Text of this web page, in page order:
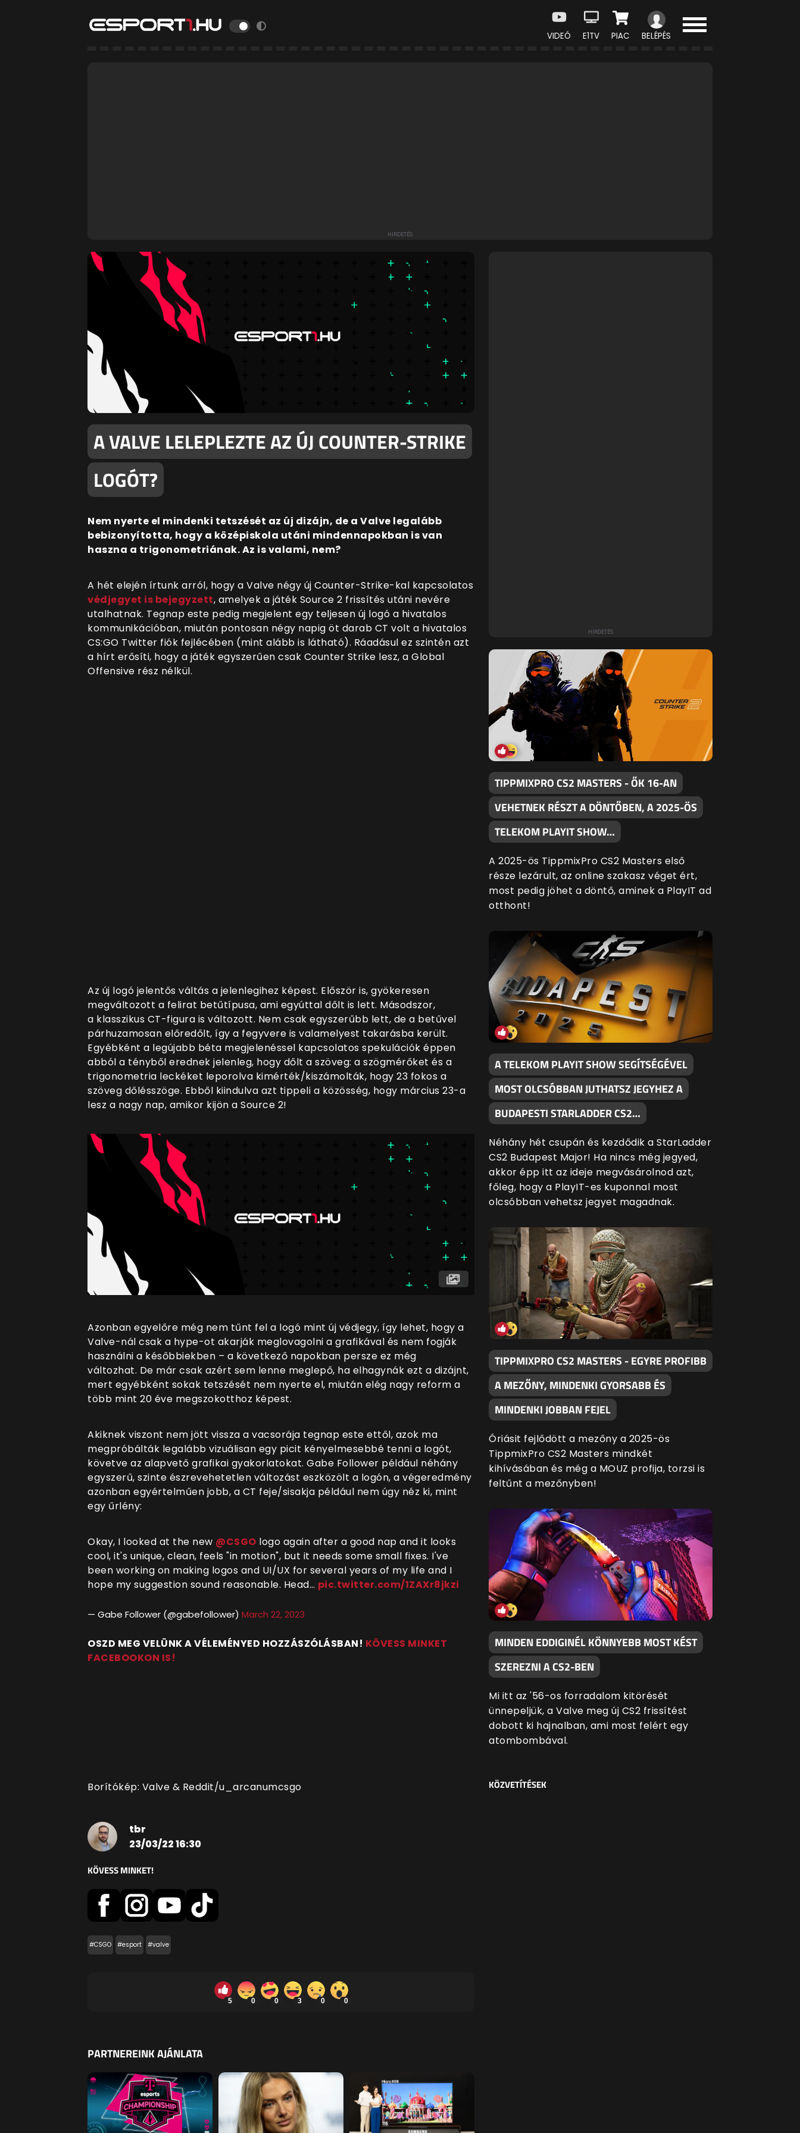
VIDEÓ E1TV PIAC BELÉPÉS
A VALVE LELEPLEZTE AZ ÚJ COUNTER-STRIKE
LOGÓT?
Nem nyerte el mindenki tetszését az új dizájn, de a Valve legalább
bebizonyította, hogy a középiskola utáni mindennapokban is van
haszna a trigonometriának. Az is valami, nem?
A hét elején írtunk arról, hogy a Valve négy új Counter-Strike-kal kapcsolatos
védjegyet is bejegyzett, amelyek a játék Source 2 frissítés utáni nevére
utalhatnak. Tegnap este pedig megjelent egy teljesen új logó a hivatalos
kommunikációban, miután pontosan négy napig öt darab CT volt a hivatalos
CS:GO Twitter fiók fejlécében (mint alább is látható). Ráadásul ez szintén azt
a hírt erősíti, hogy a játék egyszerűen csak Counter Strike lesz, a Global
Offensive rész nélkül.
Az új logó jelentős váltás a jelenlegihez képest. Először is, gyökeresen
megváltozott a felirat betűtípusa, ami egyúttal dőlt is lett. Másodszor,
a klasszikus CT-figura is változott. Nem csak egyszerűbb lett, de a betűvel
párhuzamosan előredőlt, így a fegyvere is valamelyest takarásba került.
Egyébként a legújabb béta megjelenéssel kapcsolatos spekulációk éppen
abból a tényből erednek jelenleg, hogy dőlt a szöveg: a szögmérőket és a
trigonometria leckéket leporolva kimérték/kiszámolták, hogy 23 fokos a
szöveg dőlésszöge. Ebből kiindulva azt tippeli a közösség, hogy március 23-a
lesz a nagy nap, amikor kijön a Source 2!
Azonban egyelőre még nem tűnt fel a logó mint új védjegy, így lehet, hogy a
Valve-nál csak a hype-ot akarják meglovagolni a grafikával és nem fogják
használni a későbbiekben – a következő napokban persze ez még
változhat. De már csak azért sem lenne meglepő, ha elhagynák ezt a dizájnt,
mert egyébként sokak tetszését nem nyerte el, miután elég nagy reform a
több mint 20 éve megszokotthoz képest.
Akiknek viszont nem jött vissza a vacsorája tegnap este ettől, azok ma
megpróbálták legalább vizuálisan egy picit kényelmesebbé tenni a logót,
követve az alapvető grafikai gyakorlatokat. Gabe Follower például néhány
egyszerű, szinte észrevehetetlen változást eszközölt a logón, a végeredmény
azonban egyértelműen jobb, a CT feje/sisakja például nem úgy néz ki, mint
egy űrlény:
Okay, I looked at the new @CSGO logo again after a good nap and it looks
cool, it's unique, clean, feels "in motion", but it needs some small fixes. I've
been working on making logos and UI/UX for several years of my life and I
hope my suggestion sound reasonable. Head… pic.twitter.com/1ZAXr8jkzi
— ‎Gabe Follower (@gabefollower) March 22, 2023
OSZD MEG VELÜNK A VÉLEMÉNYED HOZZÁSZÓLÁSBAN! KÖVESS MINKET
FACEBOOKON IS!
Borítókép: Valve & Reddit/u_arcanumcsgo
tbr
23/03/22 16:30
KÖVESS MINKET!
#CSGO #esport #valve
5 0 0 3 0 0
PARTNEREINK AJÁNLATA
TIPPMIXPRO CS2 MASTERS - ŐK 16-AN
VEHETNEK RÉSZT A DÖNTŐBEN, A 2025-ÖS
TELEKOM PLAYIT SHOW…
A 2025-ös TippmixPro CS2 Masters első
része lezárult, az online szakasz véget ért,
most pedig jöhet a döntő, aminek a PlayIT ad
otthont!
A TELEKOM PLAYIT SHOW SEGÍTSÉGÉVEL
MOST OLCSÓBBAN JUTHATSZ JEGYHEZ A
BUDAPESTI STARLADDER CS2…
Néhány hét csupán és kezdődik a StarLadder
CS2 Budapest Major! Ha nincs még jegyed,
akkor épp itt az ideje megvásárolnod azt,
főleg, hogy a PlayIT-es kuponnal most
olcsóbban vehetsz jegyet magadnak.
TIPPMIXPRO CS2 MASTERS - EGYRE PROFIBB
A MEZŐNY, MINDENKI GYORSABB ÉS
MINDENKI JOBBAN FEJEL
Óriásit fejlődött a mezőny a 2025-ös
TippmixPro CS2 Masters mindkét
kihívásában és még a MOUZ profija, torzsi is
feltűnt a mezőnyben!
MINDEN EDDIGINÉL KÖNNYEBB MOST KÉST
SZEREZNI A CS2-BEN
Mi itt az '56-os forradalom kitörését
ünnepeljük, a Valve meg új CS2 frissítést
dobott ki hajnalban, ami most felért egy
atombombával.
KÖZVETÍTÉSEK